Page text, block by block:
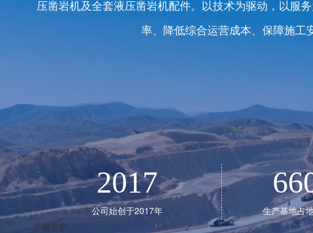
压凿岩机及全套液压凿岩机配件。以技术为驱动，以服
率、降低综合运营成本、保障施工
2017
公司始创于2017年 生产基地占
了解更多